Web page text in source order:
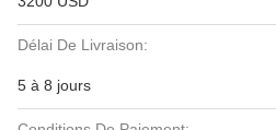
Délai De Livraison:
5 à 8 jours